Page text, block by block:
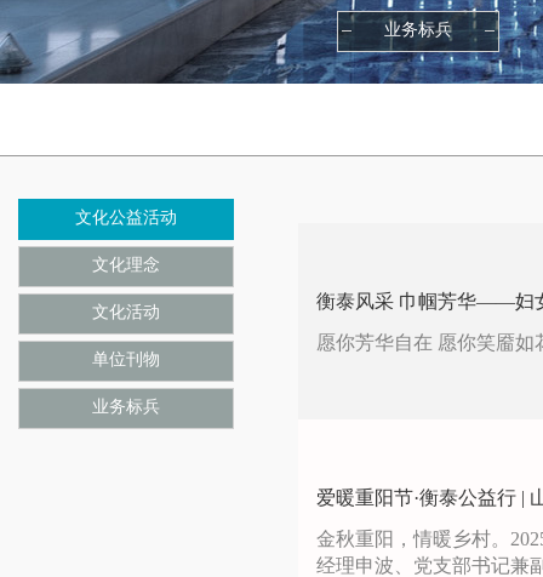
业务标兵
文化公益活动
文化理念
文化活动
单位刊物
业务标兵
衡泰风采 巾帼芳华——妇
愿你芳华自在 愿你笑靥
爱暖重阳节·衡泰公益行 |
金秋重阳，情暖乡村。
经理申波、党支部书记兼